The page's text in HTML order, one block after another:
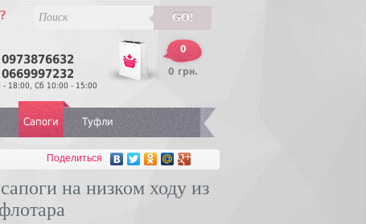
Перезвонить
0
0 грн.
GO!
0973876632
0669997232
- 18:00, Сб 10:00 - 15:00
Сапоги Туфли
Поделиться
на низком ходу из